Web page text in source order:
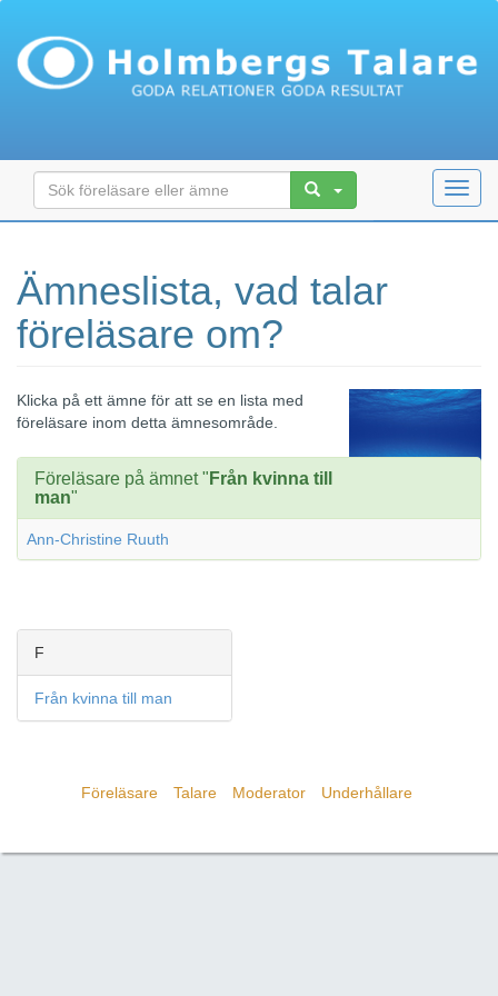
Ämneslista, vad talar
föreläsare om?
Klicka på ett ämne för att se en lista med
föreläsare inom detta ämnesområde.
Föreläsare på ämnet " Från kvinna till
man"
Ann-Christine Ruuth
F
Från kvinna till man
Föreläsare Talare Moderator Underhållare